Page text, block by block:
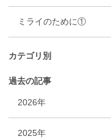
ミライのために①
カテゴリ別
過去の記事
2026年
2025年